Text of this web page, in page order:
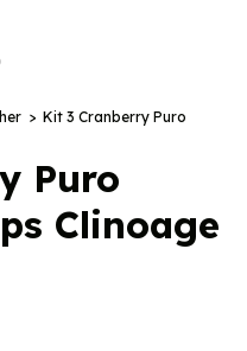
> Kit 3 Cranberry Puro
Puro
Clinoage